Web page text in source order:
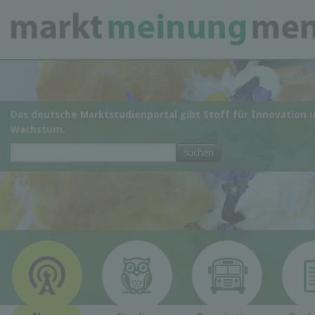
Das deutsche Marktstudienportal gibt Stoff für Innovation
Wachstum.